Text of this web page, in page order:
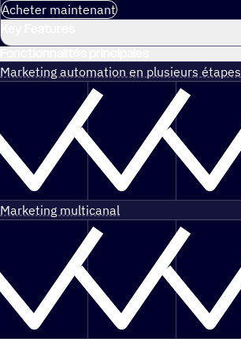
Acheter maintenant
Marketing automation en plusieurs étapes
Marketing multicanal